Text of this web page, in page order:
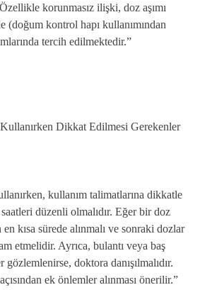
korunmasız ilişki, doz aşımı
(doğum kontrol hapı kullanımından
tercih edilmektedir.”
Dikkat Edilmesi Gerekenler
kullanım talimatlarına dikkatle
düzenli olmalıdır. Eğer bir doz
kısa sürede alınmalı ve sonraki dozlar
etmelidir. Ayrıca, bulantı veya baş
doktora danışılmalıdır.
ek önlemler alınması önerilir.”